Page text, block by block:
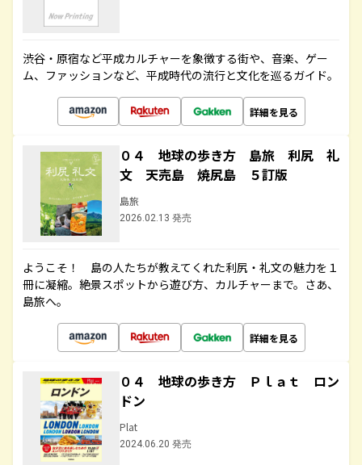
渋谷・原宿など平成カルチャーを象徴する街や、音楽、ゲー
ム、ファッションなど、平成時代の流行と文化を巡るガイド。
詳細を見る
０４ 地球の歩き方 島旅 利尻 礼
文 天売島 焼尻島 ５訂版
島旅
2026.02.13 発売
ようこそ！ 島の人たちが教えてくれた利尻・礼文の魅力を１
冊に凝縮。絶景スポットから遊び方、カルチャーまで。さあ、
島旅へ。
詳細を見る
０４ 地球の歩き方 Ｐｌａｔ ロン
ドン
Plat
2024.06.20 発売